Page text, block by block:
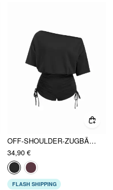
OFF-SHOULDER-ZUGBÄNDER-RUCH-ROMPER
34,90 €
FLASH SHIPPING